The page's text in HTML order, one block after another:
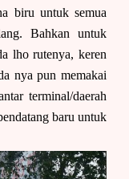
biru untuk semua
Bahkan untuk
lho rutenya, keren
nya pun memakai
terminal/daerah
baru untuk